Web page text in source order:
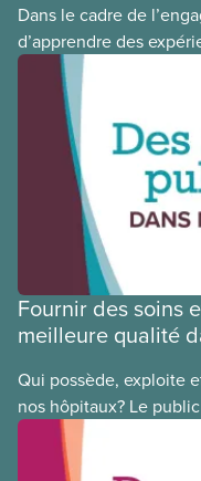
Dans le cadre de
d’apprendre des
autochtones, noires
leurs réussites, nous
du Comité national
Conseil national des
mois-ci présente Cora
national pour la justice
Fournir des soins
meilleure qualité
Qui possède, exploite
nos hôpitaux? Le
une différence. Un
en donne plus et est